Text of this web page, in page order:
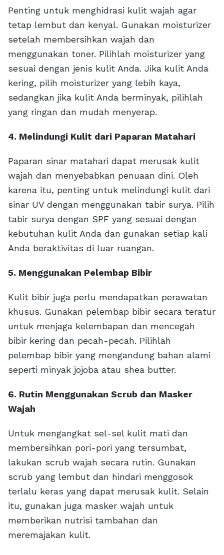
Penting untuk menghidrasi kulit wajah agar
tetap lembut dan kenyal. Gunakan moisturizer
setelah membersihkan wajah dan
menggunakan toner. Pilihlah moisturizer yang
sesuai dengan jenis kulit Anda. Jika kulit Anda
kering, pilih moisturizer yang lebih kaya,
sedangkan jika kulit Anda berminyak, pilihlah
yang ringan dan mudah menyerap.
4. Melindungi Kulit dari Paparan Matahari
Paparan sinar matahari dapat merusak kulit
wajah dan menyebabkan penuaan dini. Oleh
karena itu, penting untuk melindungi kulit dari
sinar UV dengan menggunakan tabir surya. Pilih
tabir surya dengan SPF yang sesuai dengan
kebutuhan kulit Anda dan gunakan setiap kali
Anda beraktivitas di luar ruangan.
5. Menggunakan Pelembap Bibir
Kulit bibir juga perlu mendapatkan perawatan
khusus. Gunakan pelembap bibir secara teratur
untuk menjaga kelembapan dan mencegah
bibir kering dan pecah-pecah. Pilihlah
pelembap bibir yang mengandung bahan alami
seperti minyak jojoba atau shea butter.
6. Rutin Menggunakan Scrub dan Masker
Wajah
Untuk mengangkat sel-sel kulit mati dan
membersihkan pori-pori yang tersumbat,
lakukan scrub wajah secara rutin. Gunakan
scrub yang lembut dan hindari menggosok
terlalu keras yang dapat merusak kulit. Selain
itu, gunakan juga masker wajah untuk
memberikan nutrisi tambahan dan
meremajakan kulit.